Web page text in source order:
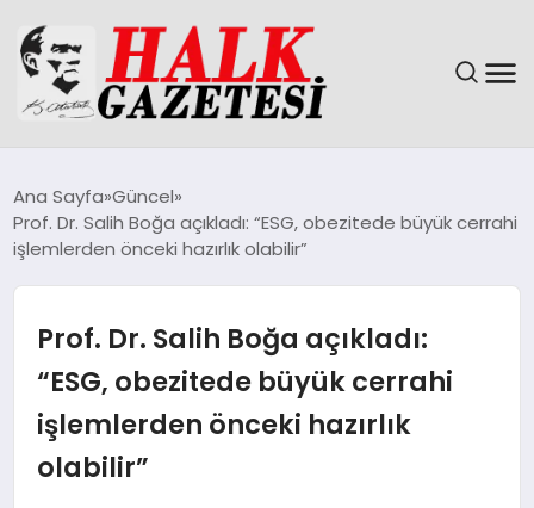
DÜNYA
MAGAZIN
Ana Sayfa Güncel
Prof. Dr. Salih Boğa açıkladı: “ESG, obezitede büyük cerrahi
işlemlerden önceki hazırlık olabilir”
Prof. Dr. Salih Boğa açıkladı:
“ESG, obezitede büyük cerrahi
işlemlerden önceki hazırlık
olabilir”